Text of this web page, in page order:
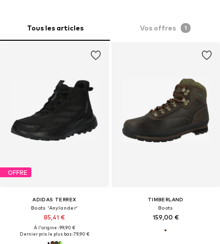
Tous les articles Vos offres 1
OFFRE
ADIDAS TERREX
Boots 'Anylander'
85,41 €
À l'origine : 99,90 €
Dernier prix le plus bas :79,90 €
TIMBERLAND
Boots
159,00 €